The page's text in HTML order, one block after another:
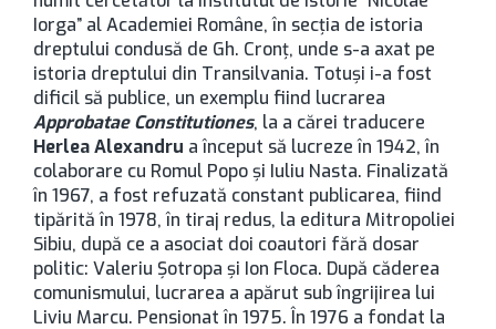
Iorga” al Academiei Române, în secția de istoria
dreptului condusă de Gh. Cronț, unde s-a axat pe
istoria dreptului din Transilvania. Totuși i-a fost
dificil să publice, un exemplu fiind lucrarea
Approbatae Constitutiones, la a cărei traducere
Herlea Alexandru a început să lucreze în 1942, în
colaborare cu Romul Popo și Iuliu Nasta. Finalizată
în 1967, a fost refuzată constant publicarea, fiind
tipărită în 1978, în tiraj redus, la editura Mitropoliei
Sibiu, după ce a asociat doi coautori fără dosar
politic: Valeriu Șotropa și Ion Floca. După căderea
comunismului, lucrarea a apărut sub îngrijirea lui
Liviu Marcu. Pensionat în 1975. În 1976 a fondat la